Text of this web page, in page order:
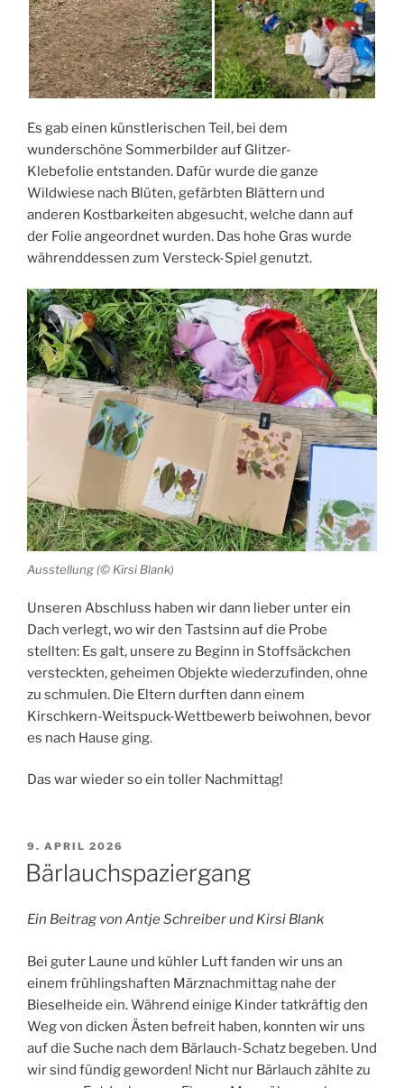
Es gab einen künstlerischen Teil, bei dem
wunderschöne Sommerbilder auf Glitzer-
Klebefolie entstanden. Dafür wurde die ganze
Wildwiese nach Blüten, gefärbten Blättern und
anderen Kostbarkeiten abgesucht, welche dann auf
der Folie angeordnet wurden. Das hohe Gras wurde
währenddessen zum Versteck-Spiel genutzt.
Ausstellung (© Kirsi Blank)
Unseren Abschluss haben wir dann lieber unter ein
Dach verlegt, wo wir den Tastsinn auf die Probe
stellten: Es galt, unsere zu Beginn in Stoffsäckchen
versteckten, geheimen Objekte wiederzufinden, ohne
zu schmulen. Die Eltern durften dann einem
Kirschkern-Weitspuck-Wettbewerb beiwohnen, bevor
es nach Hause ging.
Das war wieder so ein toller Nachmittag!
VERÖFFENTLICHT
AM
9. APRIL 2026
Bärlauchspaziergang
Ein Beitrag von Antje Schreiber und Kirsi Blank
Bei guter Laune und kühler Luft fanden wir uns an
einem frühlingshaften Märznachmittag nahe der
Bieselheide ein. Während einige Kinder tatkräftig den
Weg von dicken Ästen befreit haben, konnten wir uns
auf die Suche nach dem Bärlauch-Schatz begeben. Und
wir sind fündig geworden! Nicht nur Bärlauch zählte zu